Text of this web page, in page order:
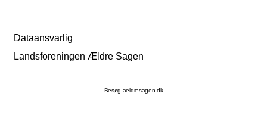
Dataansvarlig
Landsforeningen Ældre Sagen
Besøg aeldresagen.dk